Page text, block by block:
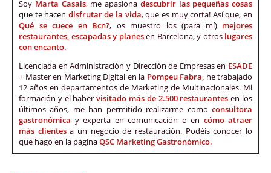
Soy Marta Casals, me apasiona descubrir las pequeñas cosas
que te hacen disfrutar de la vida,que es muy corta! Así que, en
Qué se cuece en Bcn?, os muestro los (para mí) mejores
restaurantes, escapadas y planesen Barcelona, y otros lugares
con encanto.
Licenciada en Administración y Dirección de Empresas en ESADE
+ Master en Marketing Digital en la Pompeu Fabra, he trabajado
12 años en departamentos de Marketing de Multinacionales. Mi
formación y el habervisitado más de 2.500 restaurantes en los
últimos años, me han permitido realizarme como consultora
gastronómica y experta en comunicación o en cómo atraer
más clientes a un negocio de restauración. Podéis conocer lo
que hago en la páginaQSC Marketing Gastronómico.